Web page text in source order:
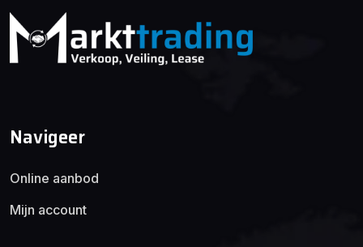
Navigeer
Online aanbod
Mijn account